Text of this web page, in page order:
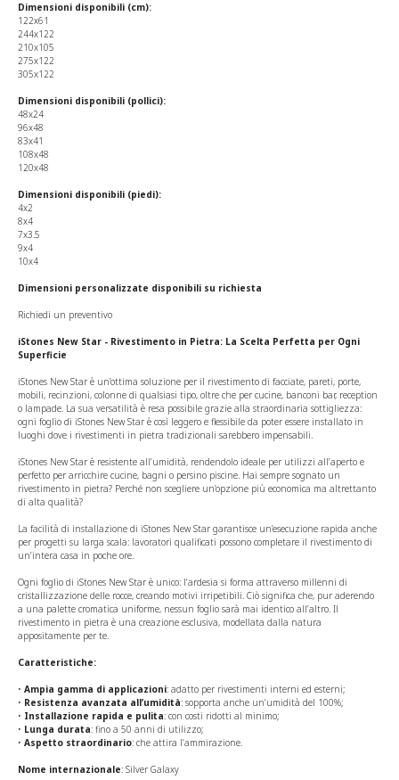
Dimensioni disponibili (cm):
122x61
244x122
210x105
275x122
305x122
Dimensioni disponibili (pollici):
48x24
96x48
83x41
108x48
120x48
Dimensioni disponibili (piedi):
4x2
8x4
7x3.5
9x4
10x4
Dimensioni personalizzate disponibili su richiesta
Richiedi un preventivo
iStones New Star - Rivestimento in Pietra: La Scelta Perfetta per Ogni
Superficie
iStones New Star è un’ottima soluzione per il rivestimento di facciate, pareti, porte,
mobili, recinzioni, colonne di qualsiasi tipo, oltre che per cucine, banconi bar, reception
o lampade. La sua versatilità è resa possibile grazie alla straordinaria sottigliezza:
ogni foglio di iStones New Star è così leggero e flessibile da poter essere installato in
luoghi dove i rivestimenti in pietra tradizionali sarebbero impensabili.
iStones New Star è resistente all’umidità, rendendolo ideale per utilizzi all’aperto e
perfetto per arricchire cucine, bagni o persino piscine. Hai sempre sognato un
rivestimento in pietra? Perché non scegliere un’opzione più economica ma altrettanto
di alta qualità?
La facilità di installazione di iStones New Star garantisce un’esecuzione rapida anche
per progetti su larga scala: lavoratori qualificati possono completare il rivestimento di
un’intera casa in poche ore.
Ogni foglio di iStones New Star è unico: l’ardesia si forma attraverso millenni di
cristallizzazione delle rocce, creando motivi irripetibili. Ciò significa che, pur aderendo
a una palette cromatica uniforme, nessun foglio sarà mai identico all’altro. Il
rivestimento in pietra è una creazione esclusiva, modellata dalla natura
appositamente per te.
Caratteristiche:
• Ampia gamma di applicazioni: adatto per rivestimenti interni ed esterni;
• Resistenza avanzata all’umidità: sopporta anche un’umidità del 100%;
• Installazione rapida e pulita: con costi ridotti al minimo;
• Lunga durata: fino a 50 anni di utilizzo;
• Aspetto straordinario: che attira l’ammirazione.
Nome internazionale: Silver Galaxy